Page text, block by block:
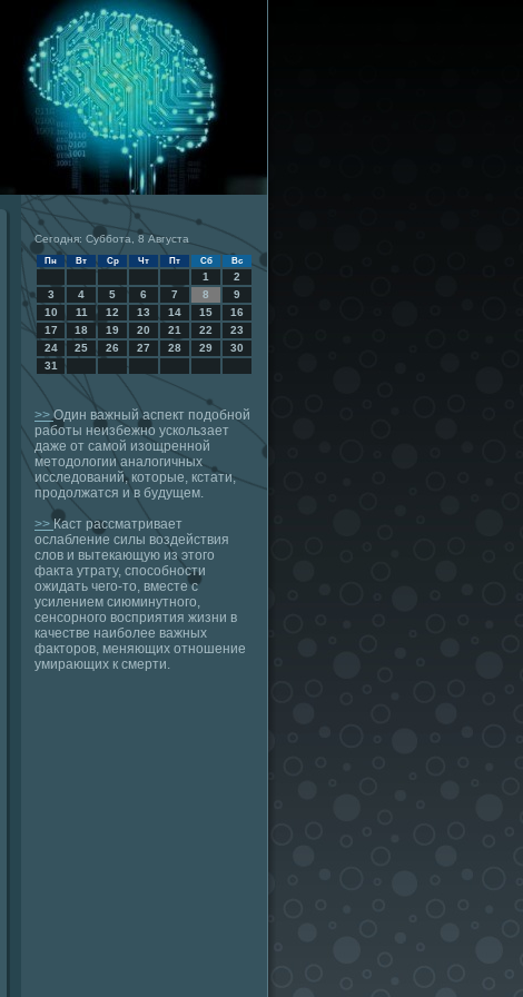
Сегодня: Суббота, 8 Августа
Пн Вт Ср Чт Пт Сб Вс
1
2
3
4 5 6 7 8
9
10
11 12 13 14 15
16
17
18 19 20 21 22
23
24
25 26 27 28 29
30
31
>>Один важный аспект подобной
работы неизбежно ускользает
даже от самой изощренной
методологии аналогичных
исследований, которые, кстати,
продолжатся и в будущем.
>>Каст рассматривает
ослабление силы воздействия
слов и вытекающую из этого
факта утрату, способности
ожидать чего-то, вместе с
усилением сиюминутного,
сенсорного восприятия жизни в
качестве наиболее важных
факторов, меняющих отношение
умирающих к смерти.